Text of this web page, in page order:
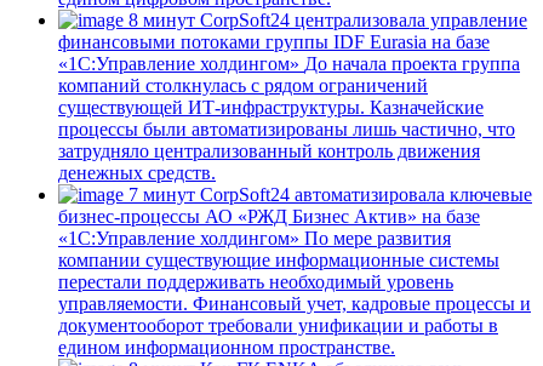
8 минут CorpSoft24 централизовала управление
финансовыми потоками группы IDF Eurasia на базе
«1С:Управление холдингом» До начала проекта группа
компаний столкнулась с рядом ограничений
существующей ИТ-инфраструктуры. Казначейские
процессы были автоматизированы лишь частично, что
затрудняло централизованный контроль движения
денежных средств.
7 минут CorpSoft24 автоматизировала ключевые
бизнес-процессы АО «РЖД Бизнес Актив» на базе
«1С:Управление холдингом» По мере развития
компании существующие информационные системы
перестали поддерживать необходимый уровень
управляемости. Финансовый учет, кадровые процессы и
документооборот требовали унификации и работы в
едином информационном пространстве.